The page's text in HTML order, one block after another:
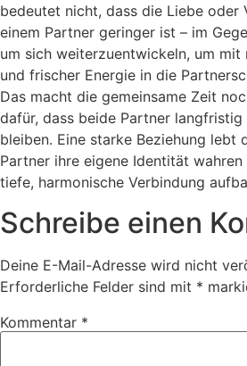
bedeutet nicht, dass die Liebe oder
einem Partner geringer ist – im
um sich weiterzuentwickeln, um mit
und frischer Energie in die
Das macht die gemeinsame Zeit
dafür, dass beide Partner
bleiben. Eine starke Beziehung lebt
Partner ihre eigene Identität
tiefe, harmonische Verbindung
Schreibe einen
Deine E-Mail-Adresse wird nicht
Erforderliche Felder sind mit *
Kommentar *